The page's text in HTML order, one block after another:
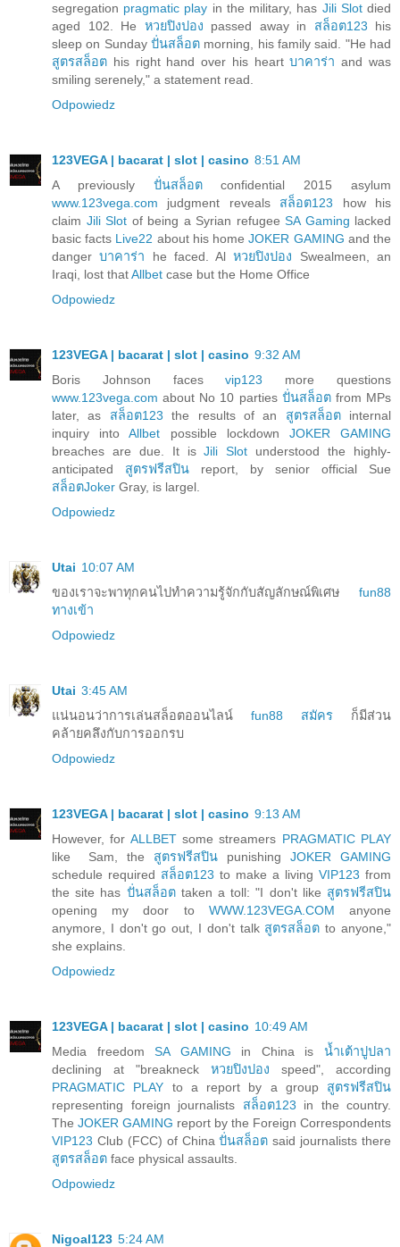
segregation pragmatic play in the military, has Jili Slotdied
aged 102. He หวยปิงปอง passed away in สล็อต123 his
sleep on Sunday ปั่นสล็อต morning, his family said. "He had
สูตรสล็อต his right hand over his heartบาคาร่า and was
smiling serenely," a statement read.
Odpowiedz
123VEGA | bacarat | slot | casino 8:51 AM
A previously ปั่นสล็อตconfidential 2015 asylum
www.123vega.com judgment reveals สล็อต123 how his
claim Jili Slot of being a Syrian refugee SA Gaming lacked
basic facts Live22 about his homeJOKER GAMING and the
dangerบาคาร่า he faced. Alหวยปิงปอง Swealmeen, an
Iraqi, lost thatAllbet case but the Home Office
Odpowiedz
123VEGA | bacarat | slot | casino 9:32 AM
Boris Johnson facesvip123 more questions
www.123vega.com about No 10 parties ปั่นสล็อตfrom MPs
later, as สล็อต123 the results of an สูตรสล็อตinternal
inquiry intoAllbet possible lockdown JOKER GAMING
breaches are due. It isJili Slot understood the highly-
anticipated สูตรฟรีสปิน report, by senior official Sue
สล็อตJoker Gray, is largel.
Odpowiedz
Utai 10:07 AM
ของเราจะพาทุกคนไปทำความรู้จักกับสัญลักษณ์พิเศษ fun88
ทางเข้า
Odpowiedz
Utai 3:45 AM
แน่นอนว่าการเล่นสล็อตออนไลน์ fun88 สมัคร ก็มีส่วน
คล้ายคลึงกับการออกรบ
Odpowiedz
123VEGA | bacarat | slot | casino 9:13 AM
However, for ALLBETsome streamers PRAGMATIC PLAY
like Sam, the สูตรฟรีสปิน punishing JOKER GAMING
schedule required สล็อต123 to make a living VIP123 from
the site has ปั่นสล็อตtaken a toll: "I don't like สูตรฟรีสปิน
opening my door to WWW.123VEGA.COM anyone
anymore, I don't go out, I don't talk สูตรสล็อต to anyone,"
she explains.
Odpowiedz
123VEGA | bacarat | slot | casino 10:49 AM
Media freedomSA GAMING in China isน้ำเต้าปูปลา
declining at "breakneck หวยปิงปอง speed", according
PRAGMATIC PLAY to a report by a group สูตรฟรีสปิน
representing foreign journalists สล็อต123 in the country.
The JOKER GAMING report by the Foreign Correspondents
VIP123 Club (FCC) of Chinaปั่นสล็อต said journalists there
สูตรสล็อต face physical assaults.
Odpowiedz
Nigoal123 5:24 AM